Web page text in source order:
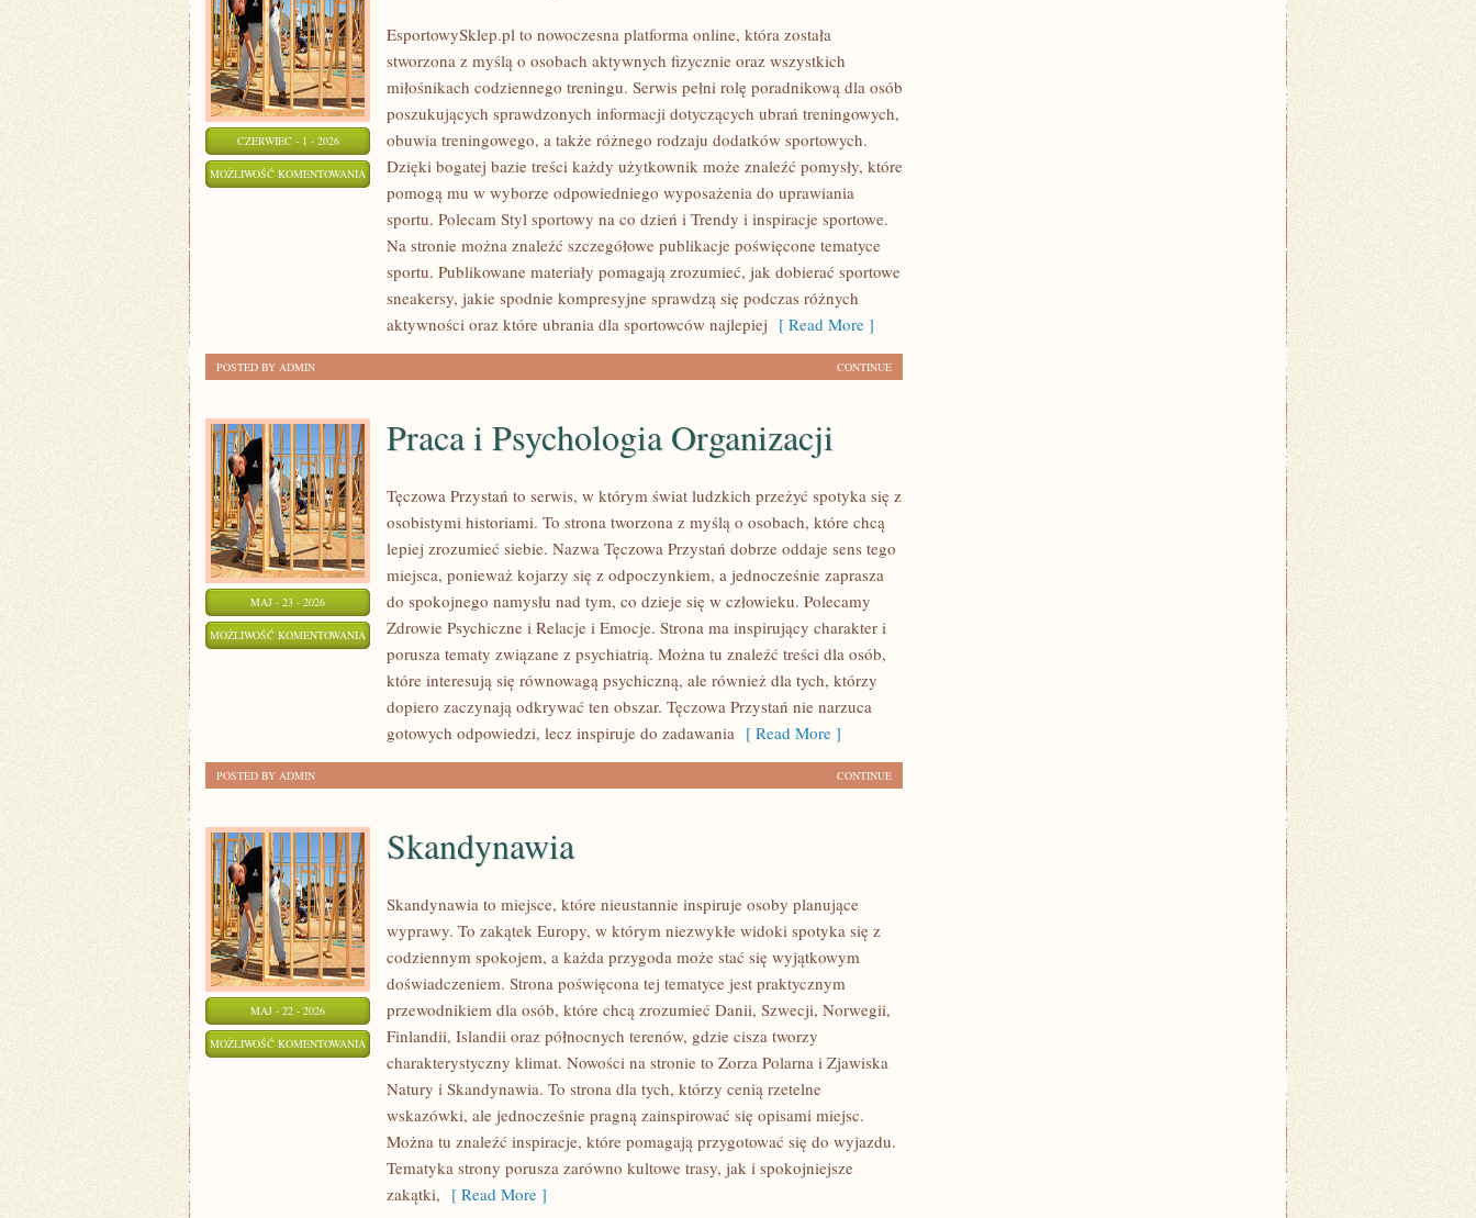
CZERWIEC - 1 - 2026
MOŻLIWOŚĆ KOMENTOWANIA
MODA
SPORTOWA
EsportowySklep.pl to nowoczesna platforma online, która została
stworzona z myślą o osobach aktywnych fizycznie oraz wszystkich
miłośnikach codziennego treningu. Serwis pełni rolę poradnikową dla osób
poszukujących sprawdzonych informacji dotyczących ubrań treningowych,
obuwia treningowego, a także różnego rodzaju dodatków sportowych.
Dzięki bogatej bazie treści każdy użytkownik może znaleźć pomysły, które
pomogą mu w wyborze odpowiedniego wyposażenia do uprawiania
sportu. Polecam Styl sportowy na co dzień i Trendy i inspiracje sportowe.
Na stronie można znaleźć szczegółowe publikacje poświęcone tematyce
sportu. Publikowane materiały pomagają zrozumieć, jak dobierać sportowe
sneakersy, jakie spodnie kompresyjne sprawdzą się podczas różnych
aktywności oraz które ubrania dla sportowców najlepiej [ Read More ]
CONTINUE
POSTED BY ADMIN
MAJ - 23 - 2026
MOŻLIWOŚĆ KOMENTOWANIA PRACA
PSYCHOLOGIA
ORGANIZACJI
Praca i Psychologia Organizacji
Tęczowa Przystań to serwis, w którym świat ludzkich przeżyć spotyka się z
osobistymi historiami. To strona tworzona z myślą o osobach, które chcą
lepiej zrozumieć siebie. Nazwa Tęczowa Przystań dobrze oddaje sens tego
miejsca, ponieważ kojarzy się z odpoczynkiem, a jednocześnie zaprasza
do spokojnego namysłu nad tym, co dzieje się w człowieku. Polecamy
Zdrowie Psychiczne i Relacje i Emocje. Strona ma inspirujący charakter i
porusza tematy związane z psychiatrią. Można tu znaleźć treści dla osób,
które interesują się równowagą psychiczną, ale również dla tych, którzy
dopiero zaczynają odkrywać ten obszar. Tęczowa Przystań nie narzuca
gotowych odpowiedzi, lecz inspiruje do zadawania [ Read More ]
CONTINUE
POSTED BY ADMIN
MAJ - 22 - 2026
MOŻLIWOŚĆ KOMENTOWANIA SKANDYNAWIA
Skandynawia
Skandynawia to miejsce, które nieustannie inspiruje osoby planujące
wyprawy. To zakątek Europy, w którym niezwykłe widoki spotyka się z
codziennym spokojem, a każda przygoda może stać się wyjątkowym
doświadczeniem. Strona poświęcona tej tematyce jest praktycznym
przewodnikiem dla osób, które chcą zrozumieć Danii, Szwecji, Norwegii,
Finlandii, Islandii oraz północnych terenów, gdzie cisza tworzy
charakterystyczny klimat. Nowości na stronie to Zorza Polarna i Zjawiska
Natury i Skandynawia. To strona dla tych, którzy cenią rzetelne
wskazówki, ale jednocześnie pragną zainspirować się opisami miejsc.
Można tu znaleźć inspiracje, które pomagają przygotować się do wyjazdu.
Tematyka strony porusza zarówno kultowe trasy, jak i spokojniejsze
zakątki, [ Read More ]